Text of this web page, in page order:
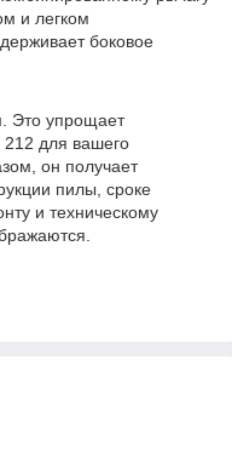
и легком
боковое
Это упрощает
для вашего
он получает
пилы, сроке
и техническому